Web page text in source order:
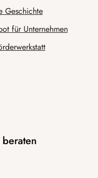
Geschichte
für Unternehmen